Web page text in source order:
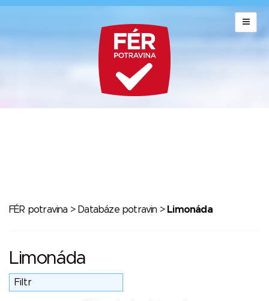
FÉR potravina > Databáze potravin > Limonáda
Limonáda